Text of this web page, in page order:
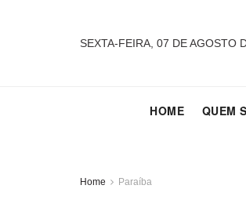
SEXTA-FEIRA, 07 DE AGOSTO
HOME QUEM
Home Paraíba